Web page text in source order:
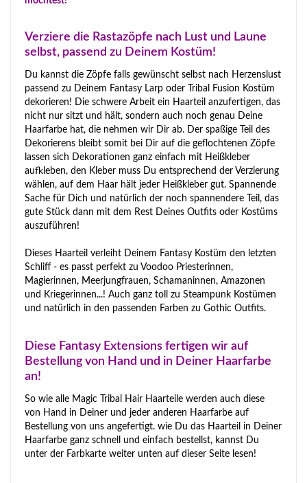
Verziere die Rastazöpfe nach Lust und Laune
selbst, passend zu Deinem Kostüm!
Du kannst die Zöpfe falls gewünscht selbst nach Herzenslust
passend zu Deinem Fantasy Larp oder Tribal Fusion Kostüm
dekorieren! Die schwere Arbeit ein Haarteil anzufertigen, das
nicht nur sitzt und hält, sondern auch noch genau Deine
Haarfarbe hat, die nehmen wir Dir ab. Der spaßige Teil des
Dekorierens bleibt somit bei Dir auf die geflochtenen Zöpfe
lassen sich Dekorationen ganz einfach mit Heißkleber
aufkleben, den Kleber muss Du entsprechend der Verzierung
wählen, auf dem Haar hält jeder Heißkleber gut. Spannende
Sache für Dich und natürlich der noch spannendere Teil, das
gute Stück dann mit dem Rest Deines Outfits oder Kostüms
auszuführen!
Dieses Haarteil verleiht Deinem Fantasy Kostüm den letzten
Schliff - es passt perfekt zu Voodoo Priesterinnen,
Magierinnen, Meerjungfrauen, Schamaninnen, Amazonen
und Kriegerinnen...! Auch ganz toll zu Steampunk Kostümen
und natürlich in den passenden Farben zu Gothic Outfits.
Diese Fantasy Extensions fertigen wir auf
Bestellung von Hand und in Deiner Haarfarbe
an!
So wie alle Magic Tribal Hair Haarteile werden auch diese
von Hand in Deiner und jeder anderen Haarfarbe auf
Bestellung von uns angefertigt. wie Du das Haarteil in Deiner
Haarfarbe ganz schnell und einfach bestellst, kannst Du
unter der Farbkarte weiter unten auf dieser Seite lesen!